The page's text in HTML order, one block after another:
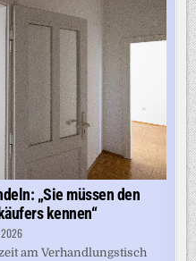
„Sie müssen den
kennen“
am Verhandlungstisch